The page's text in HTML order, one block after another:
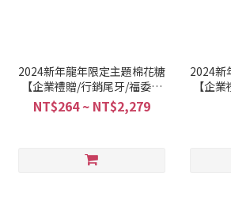
2024新年龍年限定主題棉花糖
【企業禮贈/行銷尾牙/福委活
動】
NT$264 ~ NT$2,279
2024新
【企